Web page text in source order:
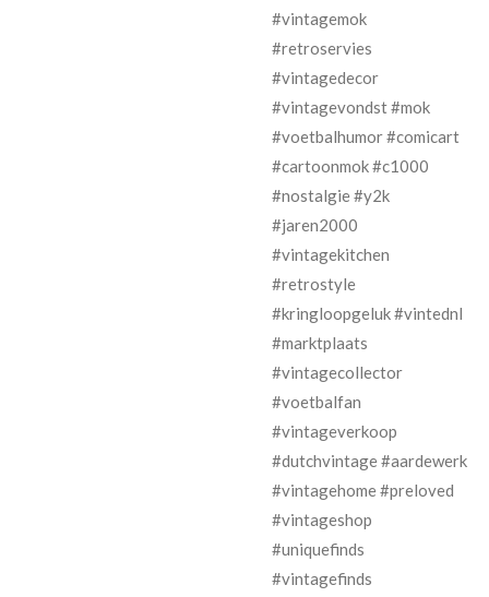
#vintagemok
#retroservies
#vintagedecor
#vintagevondst #mok
#voetbalhumor #comicart
#cartoonmok #c1000
#nostalgie #y2k
#jaren2000
#vintagekitchen
#retrostyle
#kringloopgeluk #vintednl
#marktplaats
#vintagecollector
#voetbalfan
#vintageverkoop
#dutchvintage #aardewerk
#vintagehome #preloved
#vintageshop
#uniquefinds
#vintagefinds